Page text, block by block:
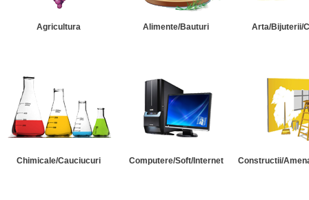
Agricultura Alimente/Bauturi Arta/Bijuterii/
Chimicale/Cauciucuri Computere/Soft/Internet Constructii/